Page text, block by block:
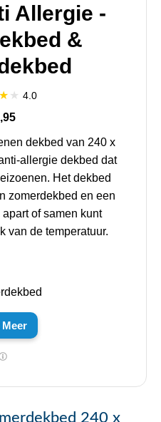
Allergie -
&
4.0
dekbed van 240 x
allergie dekbed dat
Het dekbed
zomerdekbed en een
of samen kunt
van de temperatuur.
240 x